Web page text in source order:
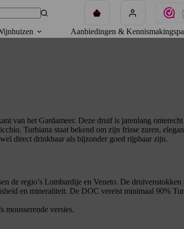
Winkelwagen
Aanbiedingen &
van het Gardameer. Deze druif is jarenlang
Turbiana staat bekend om zijn frisse zuren,
direct drinkbaar als bijzonder goed rijpbaar zijn.
de regio’s Lombardije en Veneto. De
en mineraliteit. De DOC vereist minimaal 90%
mousserende versies.